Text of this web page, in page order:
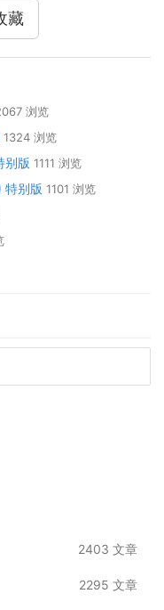
藏
浏览
1324 浏览
别版 1111 浏览
别版 1101 浏览
2403 文章
2295 文章